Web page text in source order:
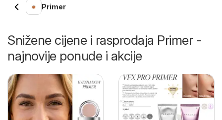
Primer
Snižene cijene i rasprodaja Primer -
najnovije ponude i akcije